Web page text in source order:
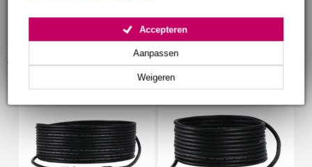
Weigeren
Aanpassen
Accepteren